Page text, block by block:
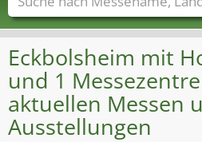
Eckbolsheim mit
und 1
aktuellen Messen
Ausstellungen
Messenamen Länder
Dienstleisterbranchen